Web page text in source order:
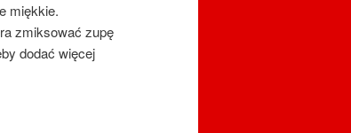
miękkie.
zmiksować zupę
dodać więcej